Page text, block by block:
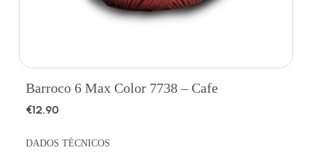
Barroco 6 Max Color 7738 – Cafe
€12.90
DADOS TÉCNICOS